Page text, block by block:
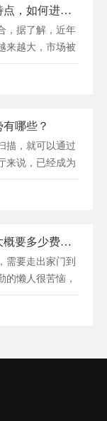
服装小程序商城具备什么特点，如何进行制作？
，据了解，近年
来越大，市场被
哪些？
描，就可以通过
来说，已经成为
开发一个外卖小程序商城大概要多少费用？
需要走出家门到
的懒人很苦恼，